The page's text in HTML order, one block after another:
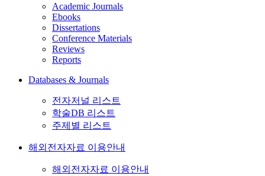
Academic Journals
Ebooks
Dissertations
Conference Materials
Reviews
Reports
Databases & Journals
전자저널 리스트
학술DB 리스트
주제별 리스트
해외전자자료 이용안내
해외전자자료 이용안내